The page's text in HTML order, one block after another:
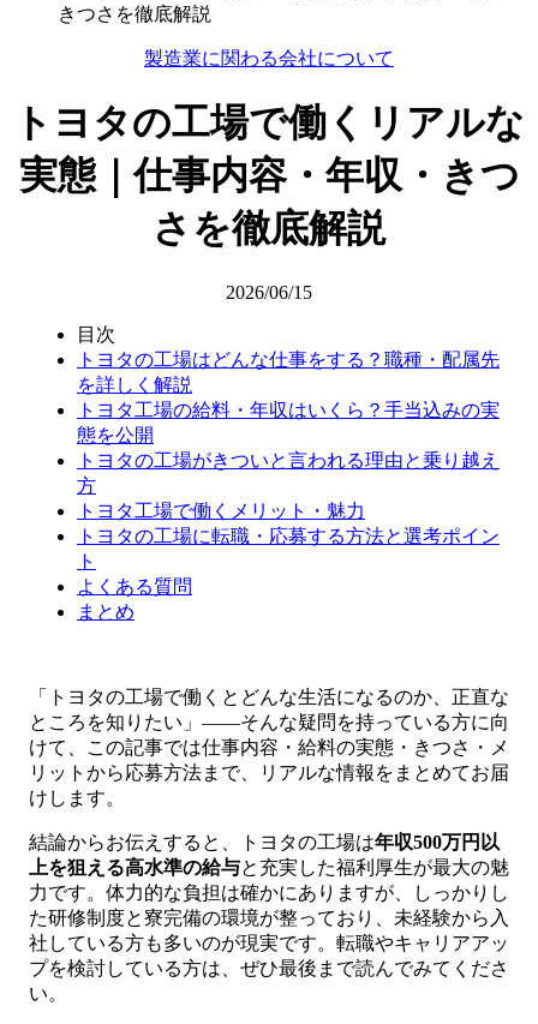
きつさを徹底解説
製造業に関わる会社について
トヨタの工場で働くリアルな
実態｜仕事内容・年収・きつ
さを徹底解説
2026/06/15
目次
トヨタの工場はどんな仕事をする？職種・配属先
を詳しく解説
トヨタ工場の給料・年収はいくら？手当込みの実
態を公開
トヨタの工場がきついと言われる理由と乗り越え
方
トヨタ工場で働くメリット・魅力
トヨタの工場に転職・応募する方法と選考ポイン
ト
よくある質問
まとめ
「トヨタの工場で働くとどんな生活になるのか、正直な
ところを知りたい」――そんな疑問を持っている方に向
けて、この記事では仕事内容・給料の実態・きつさ・メ
リットから応募方法まで、リアルな情報をまとめてお届
けします。
結論からお伝えすると、トヨタの工場は年収500万円以
上を狙える高水準の給与と充実した福利厚生が最大の魅
力です。体力的な負担は確かにありますが、しっかりし
た研修制度と寮完備の環境が整っており、未経験から入
社している方も多いのが現実です。転職やキャリアアッ
プを検討している方は、ぜひ最後まで読んでみてくださ
い。